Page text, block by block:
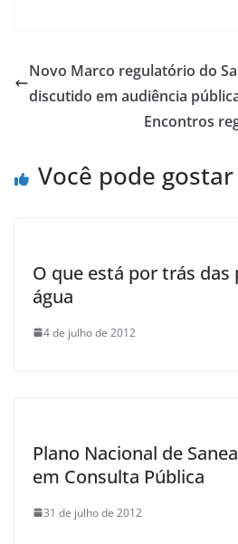
e
b
k
s
A
er e
Novo Marco regulatório do
discutido em audiência
Encontros
Você pode
O que está por trás das
água
4 de julho de 2012
Plano Nacional de
em Consulta Pública
31 de julho de 2012